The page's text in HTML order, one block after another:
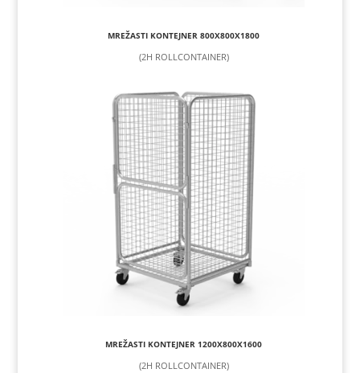
MREŽASTI KONTEJNER 800X800X1800
(2H ROLLCONTAINER)
MREŽASTI KONTEJNER 1200X800X1600
(2H ROLLCONTAINER)